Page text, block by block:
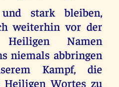
stark bleiben,
weiterhin vor der
Namen
niemals abbringen
Kampf, die
Heiligen Wortes zu